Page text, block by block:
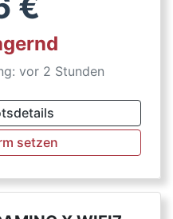
vor 2 Stunden
setzen